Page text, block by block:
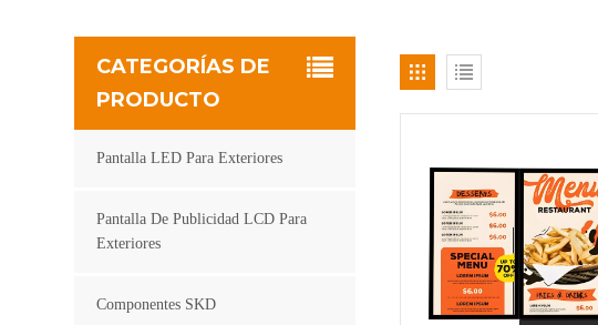
CATEGORÍAS DE
PRODUCTO
Pantalla LED Para Exteriores
Pantalla De Publicidad LCD Para
Exteriores
Componentes SKD